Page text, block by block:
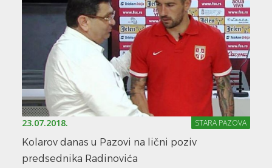
23.07.2018. STARA PAZOVA
Kolarov danas u Pazovi na lični poziv
predsednika Radinovića